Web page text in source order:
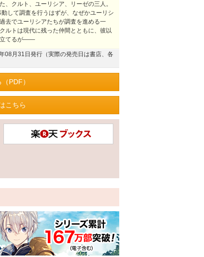
、クルト、ユーリシア、リーゼの三人。
して調査を行うはずが、なぜかユーリシ
去でユーリシアたちが調査を進める一
ルトは現代に残った仲間とともに、彼以
立てるが――
08月31日発行（実際の発売日は書店、各
PDF）
こちら